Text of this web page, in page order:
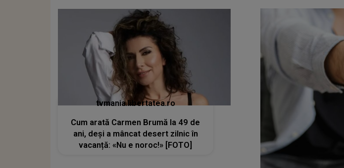
tvmania.libertatea.ro
Cum arată Carmen Brumă la 49 de
ani, deși a mâncat desert zilnic în
vacanță: «Nu e noroc!» [FOTO]